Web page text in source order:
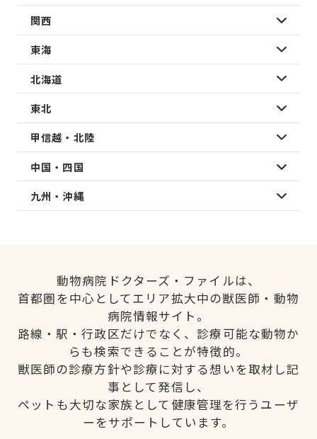
関西
東海
北海道
東北
甲信越・北陸
中国・四国
九州・沖縄
動物病院ドクターズ・ファイルは、
首都圏を中心としてエリア拡大中の獣医師・動物
病院情報サイト。
路線・駅・行政区だけでなく、診療可能な動物か
らも検索できることが特徴的。
獣医師の診療方針や診療に対する想いを取材し記
事として発信し、
ペットも大切な家族として健康管理を行うユーザ
ーをサポートしています。